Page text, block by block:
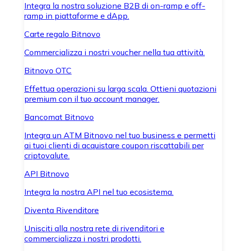
Integra la nostra soluzione B2B di on-ramp e off-
ramp in piattaforme e dApp.
Carte regalo Bitnovo
Commercializza i nostri voucher nella tua attività.
Bitnovo OTC
Effettua operazioni su larga scala. Ottieni quotazioni
premium con il tuo account manager.
Bancomat Bitnovo
Integra un ATM Bitnovo nel tuo business e permetti
ai tuoi clienti di acquistare coupon riscattabili per
criptovalute.
API Bitnovo
Integra la nostra API nel tuo ecosistema.
Diventa Rivenditore
Unisciti alla nostra rete di rivenditori e
commercializza i nostri prodotti.